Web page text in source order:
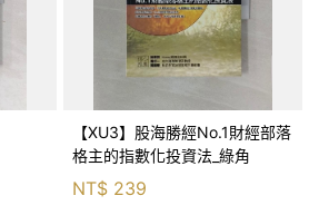
【XU3】股海勝經No.1財經部落
格主的指數化投資法_綠角
NT$ 239